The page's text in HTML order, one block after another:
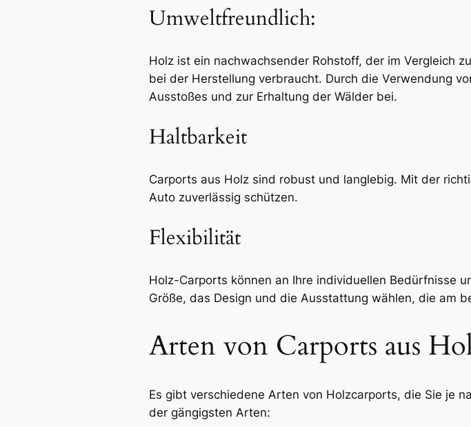
Umweltfreundlich:
Holz ist ein nachwachsender Rohstoff, der im Vergleich
bei der Herstellung verbraucht. Durch die Verwendung
Ausstoßes und zur Erhaltung der Wälder bei.
Haltbarkeit
Carports aus Holz sind robust und langlebig. Mit der
Auto zuverlässig schützen.
Flexibilität
Holz-Carports können an Ihre individuellen Bedürfnisse
Größe, das Design und die Ausstattung wählen, die am
Arten von Carports aus
Es gibt verschiedene Arten von Holzcarports, die Sie je
der gängigsten Arten: